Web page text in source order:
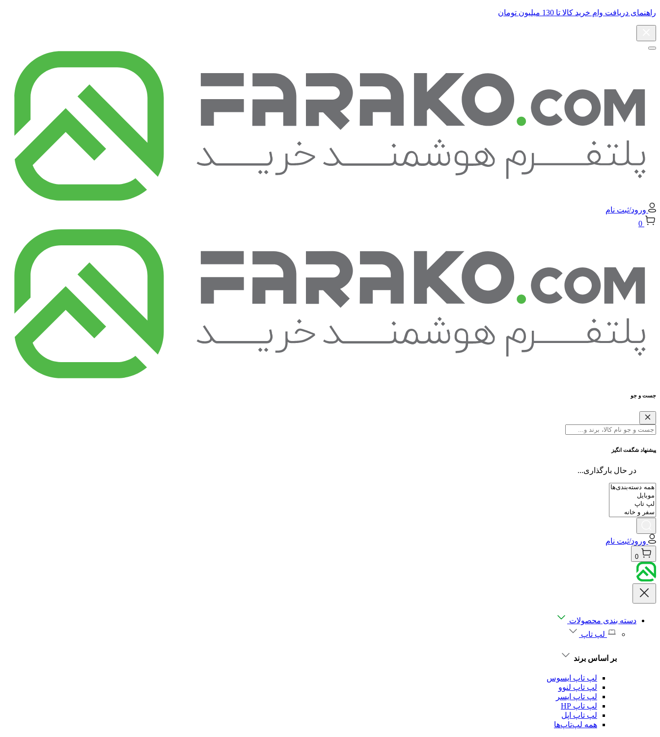
راهنمای دریافت وام خرید کالا تا 130 میلیون تومان
ورود/ثبت نام
0
جست و جو
پیشنهاد شگفت انگیز
در حال بارگذاری...
ورود/ثبت نام
0
دسته بندی محصولات
لپ تاپ
بر اساس برند
لپ تاپ ایسوس
لپ تاپ لنوو
لپ تاپ ایسر
لپ تاپ HP
لپ تاپ اپل
همه لپ‌تاپ‌ها